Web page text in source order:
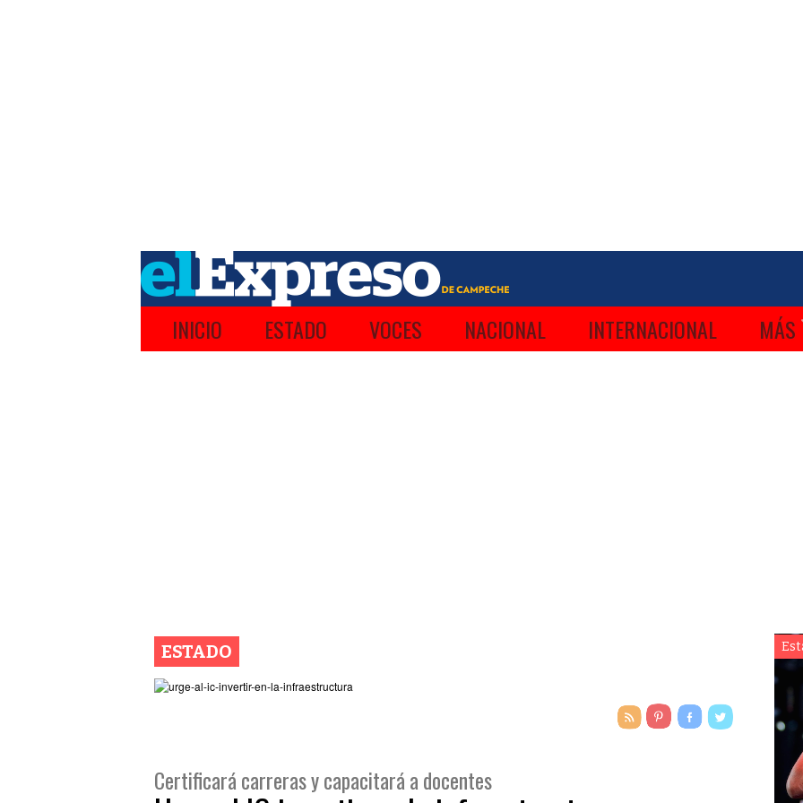
INICIO ESTADO VOCES NACIONAL INTERNACIONAL MÁS
ESTADO
Certificará carreras y capacitará a docentes